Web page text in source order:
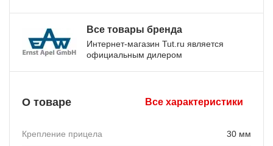
Все товары бренда
Интернет-магазин Tut.ru является
официальным дилером
О товаре Все характеристики
Крепление прицела 30 мм